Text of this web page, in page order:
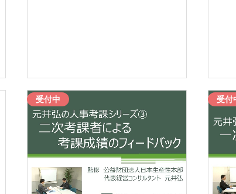
受付中 受付